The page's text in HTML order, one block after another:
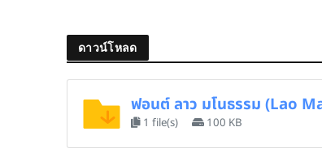
ดาวน์โหลด
ฟอนต์ ลาว มโนธรรม (Lao
1 file(s) 100 KB